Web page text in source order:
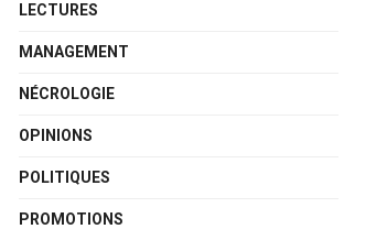
LECTURES
MANAGEMENT
NÉCROLOGIE
OPINIONS
POLITIQUES
PROMOTIONS